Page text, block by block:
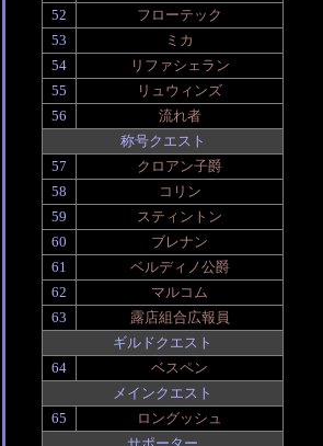
52
フローテック
53
ミカ
54
リファシェラン
55
リュウィンズ
56
流れ者
称号クエスト
57
クロアン子爵
58
コリン
59
スティントン
60
ブレナン
61
ベルディノ公爵
62
マルコム
63
露店組合広報員
ギルドクエスト
64
ベスペン
メインクエスト
65
ロングッシュ